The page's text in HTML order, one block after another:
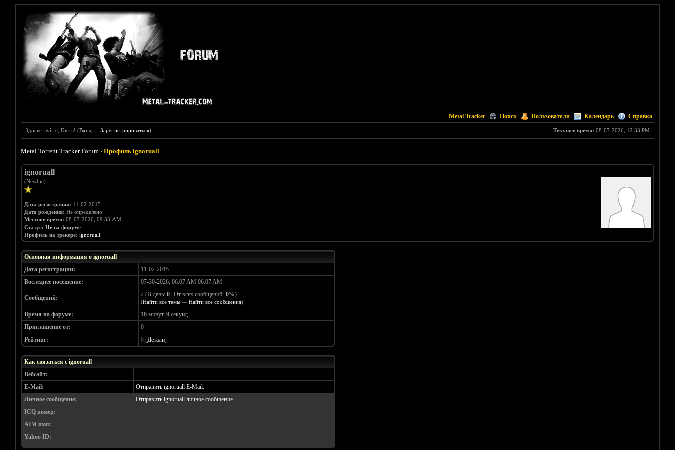
Metal Tracker Поиск Пользователи Календарь Справка
Текущее время: 08-07-2026, 12:33 PM
Здравствуйте, Гость! (Вход —Зарегистрироваться)
Metal Torrent Tracker Forum ›Профиль ignoruall
ignoruall
(Newbie)
Дата регистрации: 11-02-2015
Дата рождения: Не определено
Местное время: 08-07-2026, 09:33 AM
Статус: Не на форуме
Профиль на трекере: ignoruall
Основная информация о ignoruall
Дата регистрации:
11-02-2015
Воследнее посещение:
07-30-2026, 06:07 AM 06:07 AM
Сообщений: 2 (В день: 0| От всех сообщений: 0%)
(Найти все темы— Найти все сообщения)
Время на форуме:
16 минут, 9 секунд
Приглашение от:
0
Рейтинг:
0 [Детали]
Как связаться с ignoruall
Вебсайт:
E-Mail:
Отправить ignoruall E-Mail.
Личное сообщение:
Отправить ignoruall личное сообщение.
ICQ номер:
AIM имя:
Yahoo ID: